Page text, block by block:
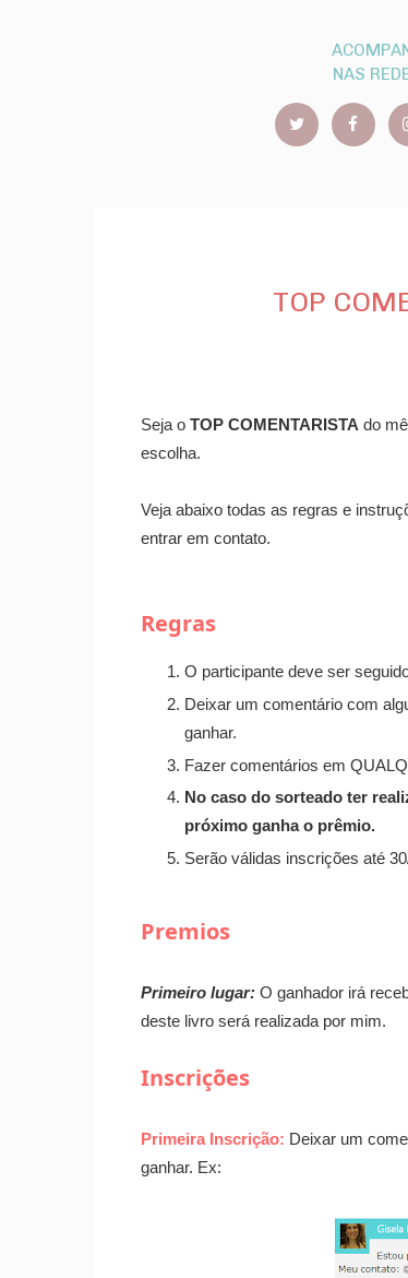
NAS
TOP
Seja o TOP COMENTARISTA do
escolha.
Veja abaixo todas as regras e
entrar em contato.
Regras
O participante deve ser
Deixar um comentário com
ganhar.
Fazer comentários em
No caso do sorteado ter
próximo ganha o prêmio.
Serão válidas inscrições até
Premios
Primeiro lugar: O ganhador irá
deste livro será realizada por mim.
Inscrições
Primeira Inscrição: Deixar um
ganhar. Ex: